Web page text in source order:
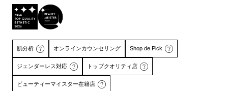
肌分析 オンラインカウンセリング Shop de Pick
ジェンダーレス対応 トップクオリティ店
ビューティーマイスター在籍店